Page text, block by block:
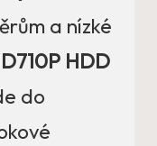
a nízké
HDD
do